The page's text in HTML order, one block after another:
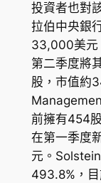
投資者也對
拉伯中央銀
33,000美元
第二季度將
股，市值約
前擁有454
在第一季度
元。
493.8%，